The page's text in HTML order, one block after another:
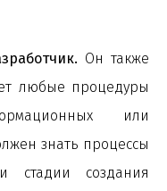
Он также
любые процедуры
или
знать процессы
стадии создания